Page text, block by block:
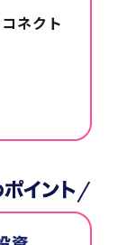
コネクト